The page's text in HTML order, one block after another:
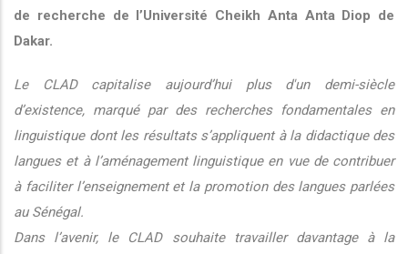
de recherche de l’Université Cheikh Anta Anta Diop de
Dakar.
Le CLAD capitalise aujourd’hui plus d'un demi-siècle
d’existence, marqué par des recherches fondamentales en
linguistique dont les résultats s’appliquent à la didactique des
langues et à l’aménagement linguistique en vue de contribuer
à faciliter l’enseignement et la promotion des langues parlées
au Sénégal.
Dans l’avenir, le CLAD souhaite travailler davantage à la